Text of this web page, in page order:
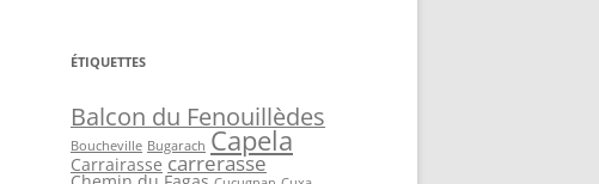
ÉTIQUETTES
Balcon du Fenouillèdes
Boucheville Bugarach Capela
Carrairasse carrerasse